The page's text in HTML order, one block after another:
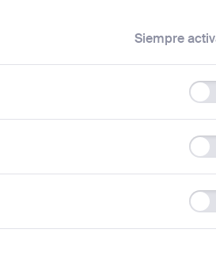
con tu
Siempre